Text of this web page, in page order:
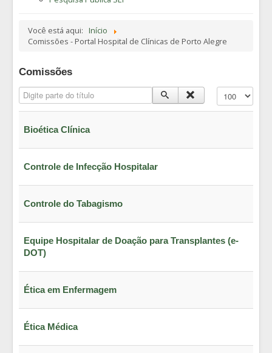
Você está aqui: Início
Comissões - Portal Hospital de Clínicas de Porto Alegre
Comissões
Digite parte do título Exibir #
Bioética Clínica
Controle de Infecção Hospitalar
Controle do Tabagismo
Equipe Hospitalar de Doação para Transplantes (e-
DOT)
Ética em Enfermagem
Ética Médica